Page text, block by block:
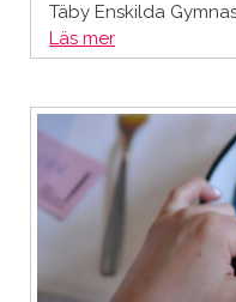
Täby Enskilda
Läs mer